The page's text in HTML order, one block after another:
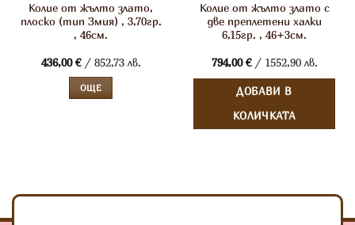
Колие от жълто злато,
плоско (тип Змия) , 3,70гр.
, 46см.
436,00€/ 852,73 лв.
ОЩЕ
Колие от жълто злато с
две преплетени халки
6,15гр. , 46+3см.
794,00€/ 1552,90 лв.
ДОБАВИ В
КОЛИЧКАТА